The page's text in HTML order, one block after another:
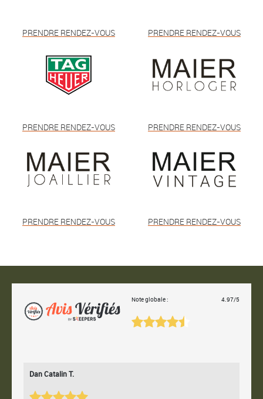
PRENDRE RENDEZ-VOUS PRENDRE RENDEZ-VOUS
PRENDRE RENDEZ-VOUS PRENDRE RENDEZ-VOUS
PRENDRE RENDEZ-VOUS PRENDRE RENDEZ-VOUS
Note globale : 4.97/5
Dan Catalin T.